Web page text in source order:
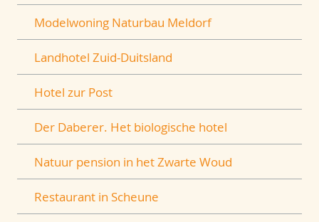
Modelwoning Naturbau Meldorf
Landhotel Zuid-Duitsland
Hotel zur Post
Der Daberer. Het biologische hotel
Natuur pension in het Zwarte Woud
Restaurant in Scheune